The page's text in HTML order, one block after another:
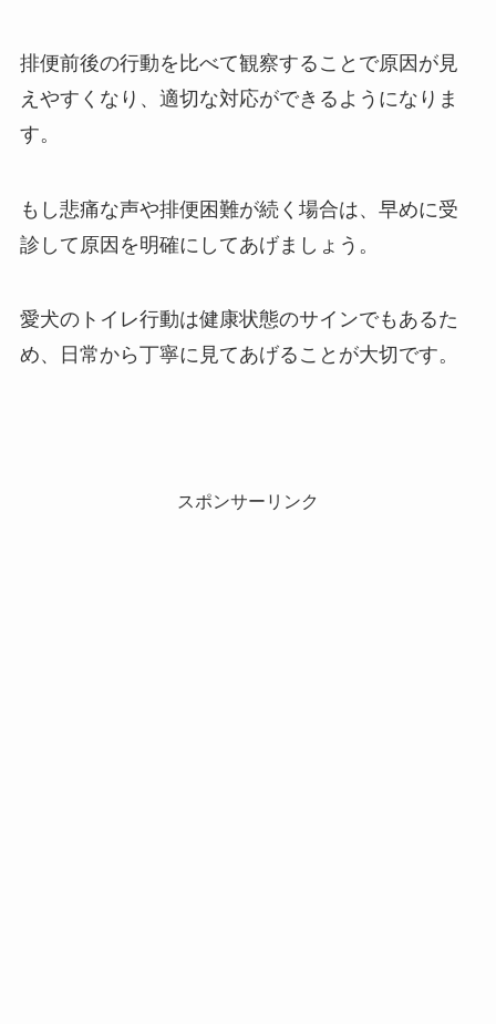
排便前後の行動を比べて観察することで原因が見
えやすくなり、適切な対応ができるようになりま
す。
もし悲痛な声や排便困難が続く場合は、早めに受
診して原因を明確にしてあげましょう。
愛犬のトイレ行動は健康状態のサインでもあるた
め、日常から丁寧に見てあげることが大切です。
スポンサーリンク